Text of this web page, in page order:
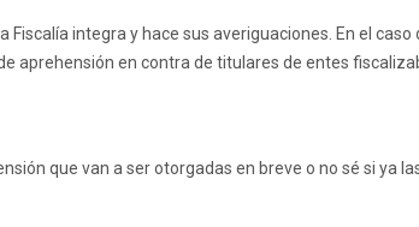
Fiscalía integra y hace sus averiguaciones. En el
aprehensión en contra de titulares de entes
que van a ser otorgadas en breve o no sé si ya